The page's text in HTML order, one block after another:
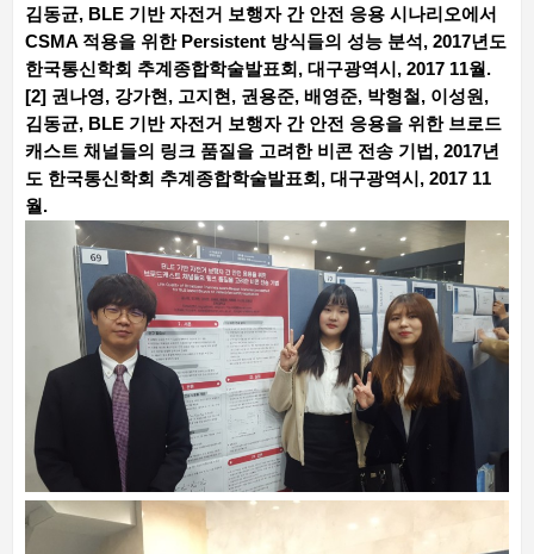
김동균, BLE 기반 자전거 보행자 간 안전 응용 시나리오에서
CSMA 적용을 위한 Persistent 방식들의 성능 분석, 2017년도
한국통신학회 추계종합학술발표회, 대구광역시, 2017 11월.
[2] 권나영, 강가현, 고지현, 권용준, 배영준, 박형철, 이성원,
김동균, BLE 기반 자전거 보행자 간 안전 응용을 위한 브로드
캐스트 채널들의 링크 품질을 고려한 비콘 전송 기법, 2017년
도 한국통신학회 추계종합학술발표회, 대구광역시, 2017 11
월.